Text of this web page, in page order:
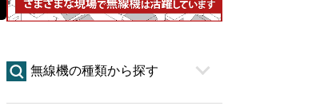
無線機の種類から探す